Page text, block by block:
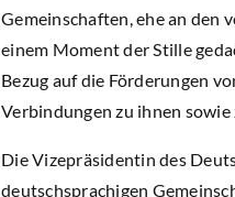
Gemeinschaften, ehe an
einem Moment der Stille
Bezug auf die Förderungen
Verbindungen zu ihnen
Die Vizepräsidentin des
deutschsprachigen